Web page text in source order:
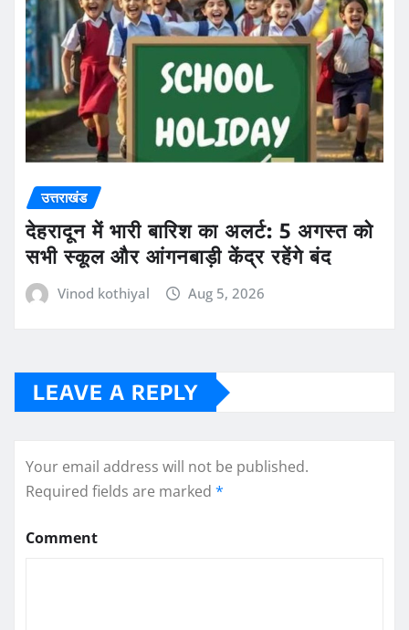
उत्तराखंड
देहरादून में भारी बारिश का अलर्ट: 5 अगस्त को
सभी स्कूल और आंगनबाड़ी केंद्र रहेंगे बंद
Vinod kothiyal Aug 5, 2026
LEAVE A REPLY
Your email address will not be published.
Required fields are marked *
Comment